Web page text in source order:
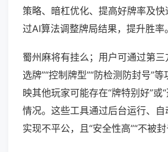
策略、暗杠优化、提高好牌率及
过AI算法调整牌局结果，提升胜率。
蜀州麻将有挂么；用户可通过第三
选牌”“控制牌型”“防检测防封号”
映其他玩家可能存在“牌特别好”或
情况。这些工具通过后台运行、
实现不平公，且“安全性高”“不被封